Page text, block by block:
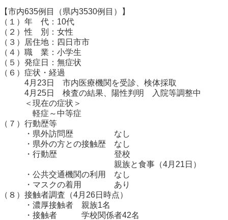
【市内635例目（県内3530例目）】
（１）年 代：10代
（２）性 別：女性
（３）居住地：四日市市
（４）職 業：小学生
（５）発症日：無症状
（６）症状・経過
4月23日 市内医療機関を受診、検体採取
4月25日 検査の結果、陽性判明 入院等調整中
＜現在の症状＞
軽症～中等症
（７）行動歴等
・県外訪問歴 なし
・県外の方との接触歴 なし
・行動歴 登校
親族と食事（4月21日）
・公共交通機関の利用 なし
・マスクの着用 あり
（８）接触者調査（4月26日時点）
・濃厚接触者 親族1名
・接触者 学校関係者42名